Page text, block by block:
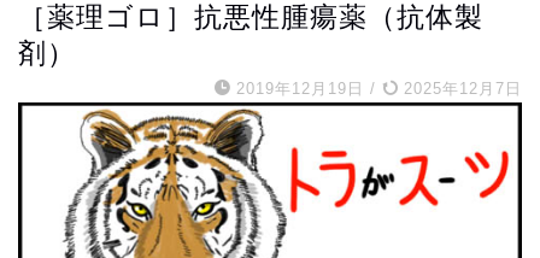
［薬理ゴロ］抗悪性腫瘍薬（抗体製
剤）
2019年12月19日 / 2025年12月7日